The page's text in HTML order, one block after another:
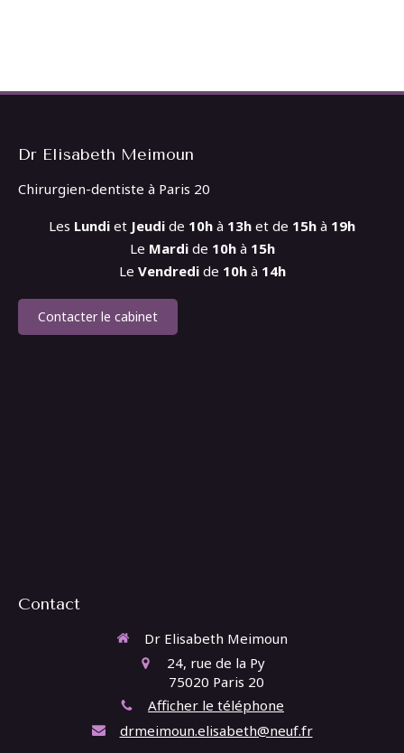
Dr Elisabeth Meimoun
Chirurgien-dentiste à Paris 20
Les Lundi et Jeudi de 10h à 13h et de 15h à 19h
Le Mardide 10hà 15h
Le Vendredide 10hà 14h
Contacter le cabinet
Contact
Dr Elisabeth Meimoun
24, rue de la Py
75020 Paris 20
Afficher le téléphone
drmeimoun.elisabeth@neuf.fr